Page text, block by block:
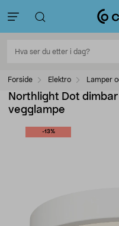
Forside Elektro Lamper
Northlight Dot
vegglampe
-13%